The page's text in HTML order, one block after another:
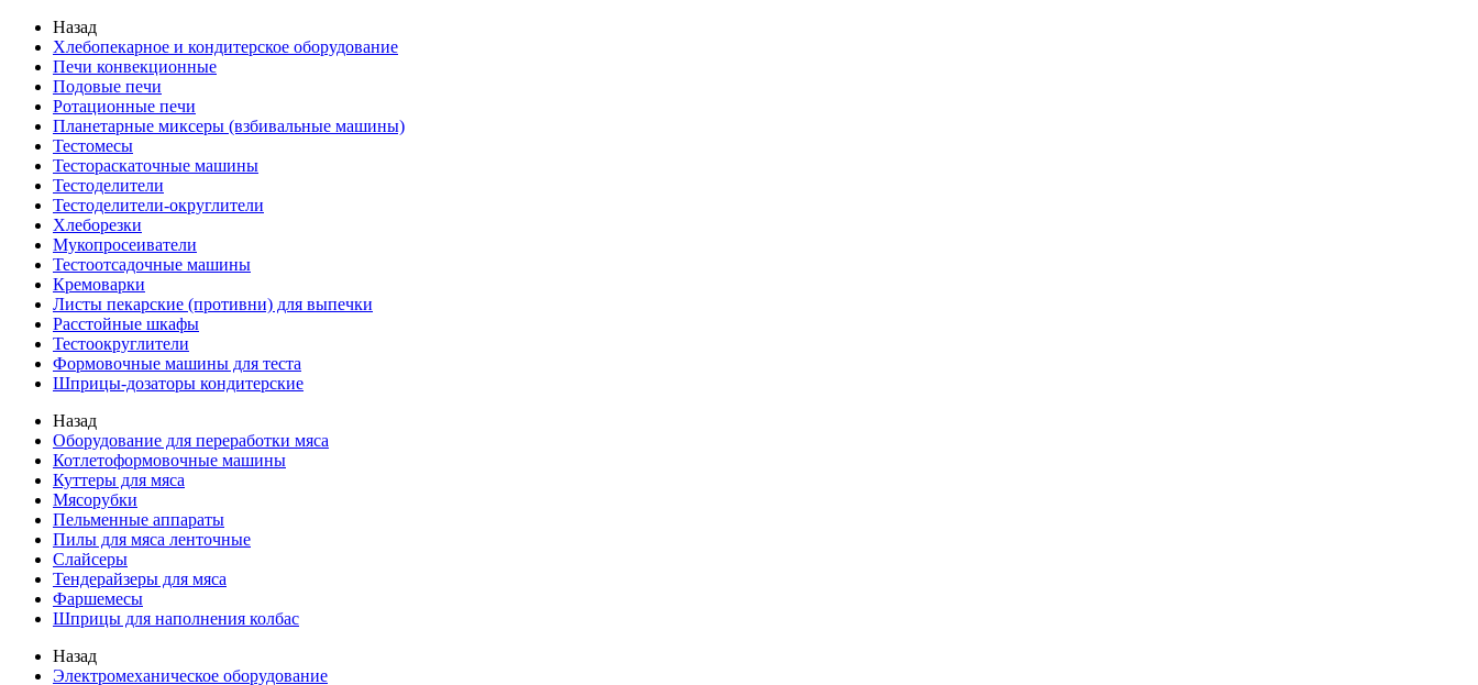
Назад
Хлебопекарное и кондитерское оборудование
Печи конвекционные
Подовые печи
Ротационные печи
Планетарные миксеры (взбивальные машины)
Тестомесы
Тестораскаточные машины
Тестоделители
Тестоделители-округлители
Хлеборезки
Мукопросеиватели
Тестоотсадочные машины
Кремоварки
Листы пекарские (противни) для выпечки
Расстойные шкафы
Тестоокруглители
Формовочные машины для теста
Шприцы-дозаторы кондитерские
Назад
Оборудование для переработки мяса
Котлетоформовочные машины
Куттеры для мяса
Мясорубки
Пельменные аппараты
Пилы для мяса ленточные
Слайсеры
Тендерайзеры для мяса
Фаршемесы
Шприцы для наполнения колбас
Назад
Электромеханическое оборудование